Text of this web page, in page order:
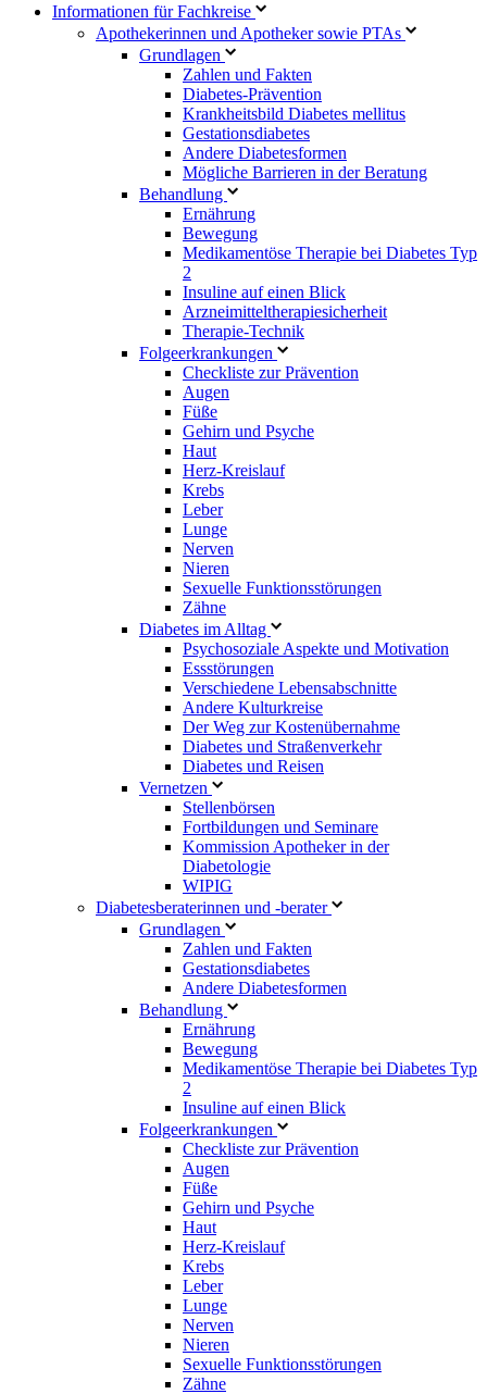
Informationen für Fachkreise
Apothekerinnen und Apotheker sowie PTAs
Grundlagen
Zahlen und Fakten
Diabetes-Prävention
Krankheitsbild Diabetes mellitus
Gestationsdiabetes
Andere Diabetesformen
Mögliche Barrieren in der Beratung
Behandlung
Ernährung
Bewegung
Medikamentöse Therapie bei Diabetes Typ
2
Insuline auf einen Blick
Arzneimitteltherapie­sicherheit
Therapie-Technik
Fol­ge­er­kran­kun­gen
Checkliste zur Prävention
Augen
Füße
Gehirn und Psyche
Haut
Herz-Kreislauf
Krebs
Leber
Lunge
Nerven
Nieren
Sexuelle Funktionsstörungen
Zähne
Diabetes im Alltag
Psychosoziale Aspekte und Motivation
Essstörungen
Verschiedene Lebensabschnitte
Andere Kulturkreise
Der Weg zur Kostenübernahme
Diabetes und Straßenverkehr
Diabetes und Reisen
Vernetzen
Stellenbörsen
Fortbildungen und Seminare
Kommission Apotheker in der
Diabetologie
WIPIG
Diabetesberaterinnen und -berater
Grundlagen
Zahlen und Fakten
Gestationsdiabetes
Andere Diabetesformen
Behandlung
Ernährung
Bewegung
Medikamentöse Therapie bei Diabetes Typ
2
Insuline auf einen Blick
Folgeerkrankungen
Checkliste zur Prävention
Augen
Füße
Gehirn und Psyche
Haut
Herz-Kreislauf
Krebs
Leber
Lunge
Nerven
Nieren
Sexuelle Funktionsstörungen
Zähne